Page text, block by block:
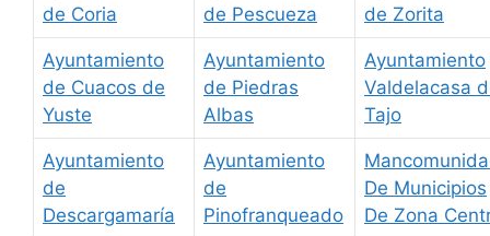
de Coria
de Pescueza
de Zorita
Ayuntamiento
de Cuacos de
Yuste
Ayuntamiento
de Piedras
Albas
Ayuntamiento
Valdelacasa
Tajo
Ayuntamiento
de
Descargamaría
Ayuntamiento
de
Pinofranqueado
De Municipios
De Zona